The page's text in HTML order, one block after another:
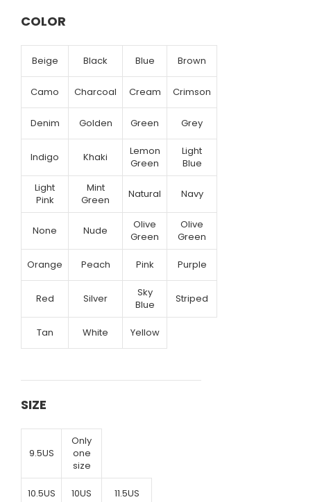
COLOR
Beige Black Blue Brown
Camo Charcoal Cream Crimson
Denim Golden Green Grey
Indigo Khaki
Lemon
Green
Light
Blue
Light
Pink
Mint
Green
Natural Navy
None Nude
Olive
Green
Olive
Green
Orange Peach Pink Purple
Red Silver
Sky
Blue
Striped
Tan White Yellow
SIZE
9.5US
Only
one
size
10.5US 10US 11.5US